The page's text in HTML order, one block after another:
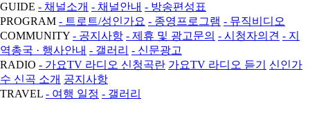
GUIDE - 채널소개 - 채널안내 - 방송편성표
PROGRAM - 트로트/성인가요 - 종영프로그램 - 뮤직비디오
COMMUNITY - 공지사항 - 제휴 및 광고문의 - 시청자의견 - 지
역총국 · 행사안내 - 갤러리 - 신문광고
RADIO - 가요TV 라디오 신청곡란 가요TV 라디오 듣기
신인가
수 신곡 소개 공지사항
TRAVEL - 여행 일정 - 갤러리